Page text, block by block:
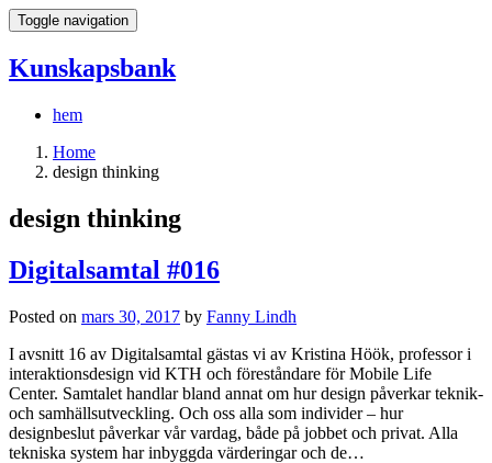
Toggle navigation
Kunskapsbank
hem
Home
design thinking
design thinking
Digitalsamtal #016
Posted on mars 30, 2017 by Fanny Lindh
I avsnitt 16 av Digitalsamtal gästas vi av Kristina Höök, professor i
interaktionsdesign vid KTH och föreståndare för Mobile Life
Center. Samtalet handlar bland annat om hur design påverkar teknik-
och samhällsutveckling. Och oss alla som individer – hur
designbeslut påverkar vår vardag, både på jobbet och privat. Alla
tekniska system har inbyggda värderingar och de…